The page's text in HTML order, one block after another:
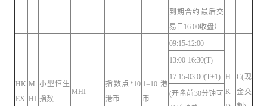
到期合约最后交
易日16:00收盘）
HK
EX
M
HI
小型恒生
指数
MHI
指数点*10
港币
1=10港
币
09:15-12:00
H
K
C(现
金交
13:00-16:30(T)
17:15-03:00(T+1)
(开盘前30分钟可